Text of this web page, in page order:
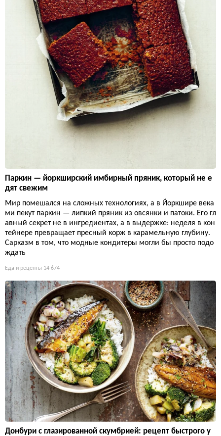
Паркин — йоркширский имбирный пряник, который не е
дят свежим
Мир помешался на сложных технологиях, а в Йоркшире века
ми пекут паркин — липкий пряник из овсянки и патоки. Его гл
авный секрет не в ингредиентах, а в выдержке: неделя в кон
тейнере превращает пресный корж в карамельную глубину.
Сарказм в том, что модные кондитеры могли бы просто подо
ждать
Еда и рецепты 14 674
Донбури с глазированной скумбрией: рецепт быстрого у